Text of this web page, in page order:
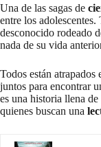
Una de las sagas de
entre los
desconocido rodeado
nada de su vida
Todos están
juntos para encontrar
es una historia llena
quienes buscan una